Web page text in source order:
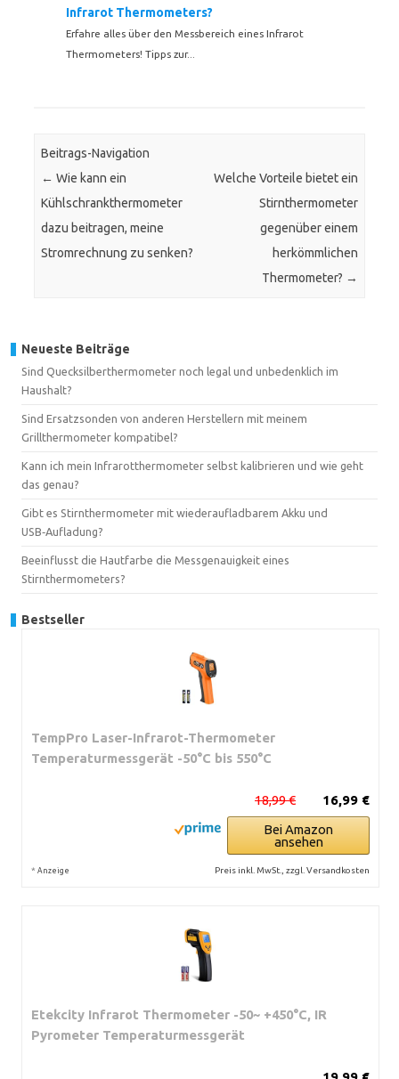
Infrarot Thermometers?
Erfahre alles über den Messbereich eines Infrarot
Thermometers! Tipps zur...
Beitrags-Navigation
← Wie kann ein
Kühlschrankthermometer
dazu beitragen, meine
Stromrechnung zu senken?
Welche Vorteile bietet ein
Stirnthermometer
gegenüber einem
herkömmlichen
Thermometer? →
Neueste Beiträge
Sind Quecksilberthermometer noch legal und unbedenklich im
Haushalt?
Sind Ersatzsonden von anderen Herstellern mit meinem
Grillthermometer kompatibel?
Kann ich mein Infrarotthermometer selbst kalibrieren und wie geht
das genau?
Gibt es Stirnthermometer mit wiederaufladbarem Akku und
USB‑Aufladung?
Beeinflusst die Hautfarbe die Messgenauigkeit eines
Stirnthermometers?
Bestseller
TempPro Laser-Infrarot-Thermometer
Temperaturmessgerät -50°C bis 550°C
16,99 €
18,99 €
Bei Amazon
ansehen
* Anzeige Preis inkl. MwSt., zzgl. Versandkosten
Etekcity Infrarot Thermometer -50~ +450°C, IR
Pyrometer Temperaturmessgerät